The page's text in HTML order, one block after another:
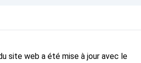
site web a été mise à jour avec le